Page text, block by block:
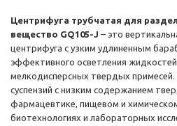
Центрифуга трубчатая для
вещество GQ105-J – это
центрифуга с узким удлиненным
эффективного осветления жидкостей
мелкодисперсных твердых
суспензий с низким содержанием
фармацевтике, пищевом и
биотехнологиях и лабораторных